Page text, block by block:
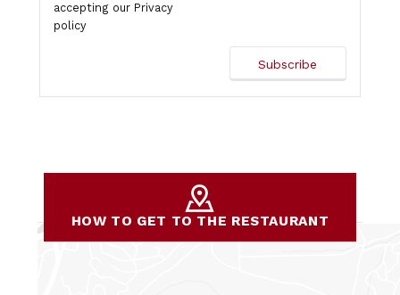
accepting our Privacy
policy
HOW TO GET TO THE RESTAURANT